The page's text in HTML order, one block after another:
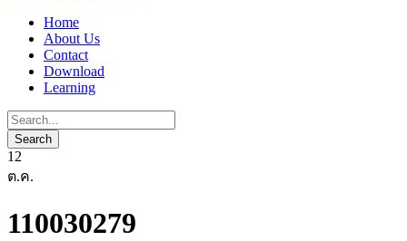
Home
About Us
Contact
Download
Learning
12
ต.ค.
110030279